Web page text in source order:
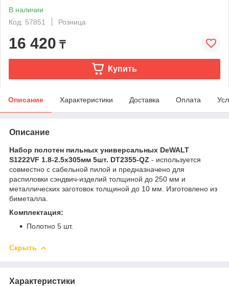
В наличии
Код: 57851
Розница
16 420 ₸
Купить
Описание Характеристики Доставка Оплата
Описание
Набор полотен пильных универсальных DeWALT
S1222VF 1.8-2.5х305мм 5шт. DT2355-QZ - используется
совместно с сабельной пилой и предназначено для
распиловки сэндвич-изделий толщиной до 250 мм и
металлических заготовок толщиной до 10 мм. Изготовлено из
биметалла.
Комплектация:
Полотно 5 шт.
Скрыть
Характеристики